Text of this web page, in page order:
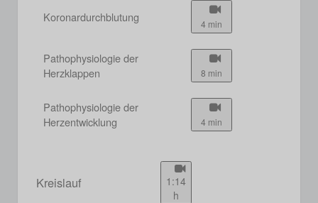
Koronardurchblutung 4 min
Pathophysiologie der
Herzklappen
8 min
Pathophysiologie der
Herzentwicklung
4 min
Kreislauf
1:14
h